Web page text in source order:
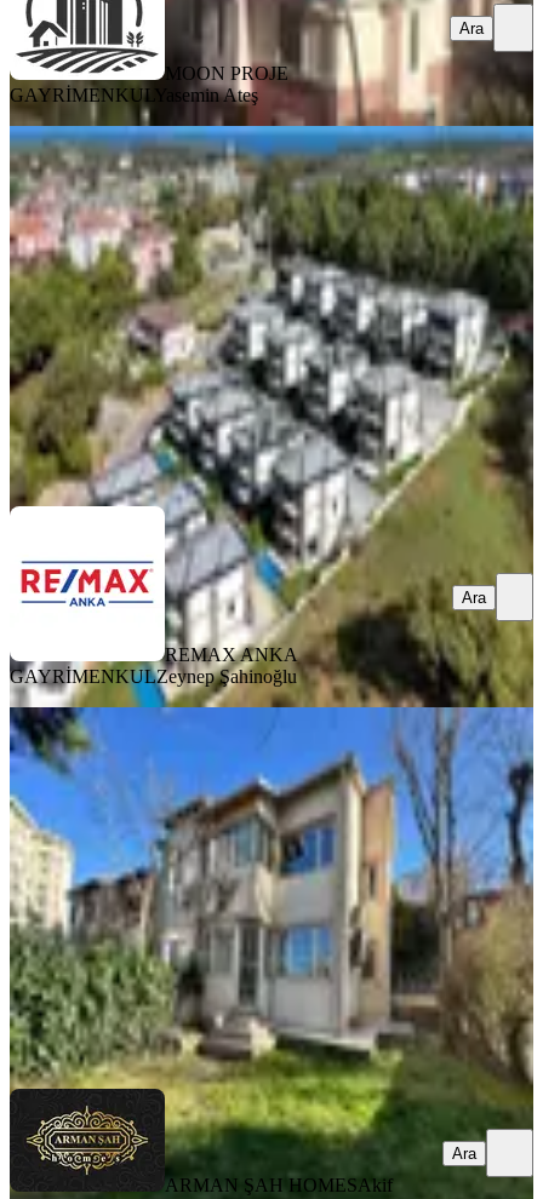
MOON PROJE
GAYRİMENKUL
Yasemin Ateş
Ara
YENİ
Şile Nature Life'da Sıfır Havuzlu
Büyük Bahçeli Lüks Villalar
Şile, Yeniköy Mahallesi
4+2·236 m²·04.08.2026
130.000 ₺
REMAX ANKA GAYRİMENKULZeynep Şahinoğlu
Ara
REMAX ANKA
GAYRİMENKULZeynep Şahinoğlu
Ara
YENİ
%20
Mah.5.gazeteciler Sitesi Kiralık Villa
Beşiktaş, Akat Mahallesi
3+1· 145 m²· 04.08.2026
200.000 ₺250.000 ₺
ARMAN ŞAH HOMESAkif Cengiz
Ara
ARMAN ŞAH HOMESAkif
Ara